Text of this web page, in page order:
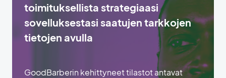
toimituksellista strategiaasi
sovelluksestasi saatujen tarkkojen
tietojen avulla
GoodBarberin kehittyneet tilastot antavat